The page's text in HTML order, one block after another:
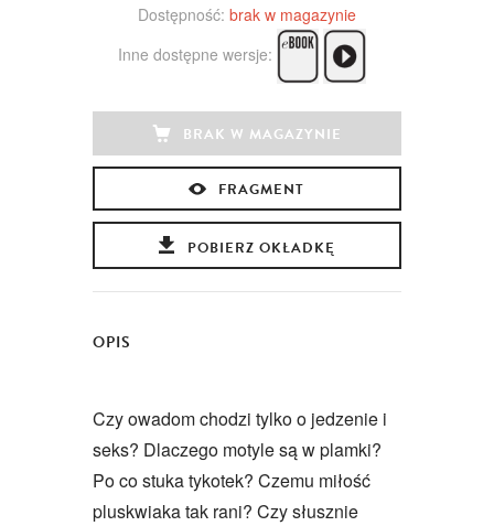
Dostępność: brak w magazynie
Inne dostępne wersje:
BRAK W MAGAZYNIE
FRAGMENT
POBIERZ OKŁADKĘ
OPIS
Czy owadom chodzi tylko o jedzenie i
seks? Dlaczego motyle są w plamki?
Po co stuka tykotek? Czemu miłość
pluskwiaka tak rani? Czy słusznie